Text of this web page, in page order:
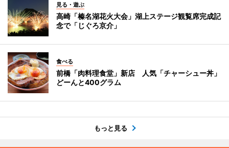
見る・遊ぶ
高崎「榛名湖花火大会」湖上ステージ観覧席完成記
念で「じぐろ京介」
食べる
前橋「肉料理食堂」新店 人気「チャーシュー丼」
どーんと400グラム
もっと見る